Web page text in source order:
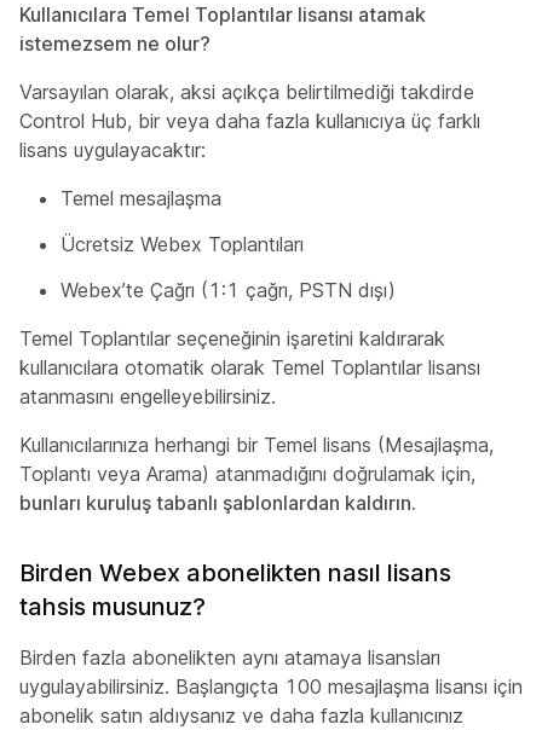
Kullanıcılara Temel Toplantılar lisansı atamak
istemezsem ne olur?
Varsayılan olarak, aksi açıkça belirtilmediği takdirde
Control Hub, bir veya daha fazla kullanıcıya üç farklı
lisans uygulayacaktır:
Temel mesajlaşma
Ücretsiz Webex Toplantıları
Webex’te Çağrı (1:1 çağrı, PSTN dışı)
Temel Toplantılar seçeneğinin işaretini kaldırarak
kullanıcılara otomatik olarak Temel Toplantılar lisansı
atanmasını engelleyebilirsiniz.
Kullanıcılarınıza herhangi bir Temel lisans (Mesajlaşma,
Toplantı veya Arama) atanmadığını doğrulamak için,
bunları kuruluş tabanlı şablonlardan kaldırın.
Birden Webex abonelikten nasıl lisans
tahsis musunuz?
Birden fazla abonelikten aynı atamaya lisansları
uygulayabilirsiniz. Başlangıçta 100 mesajlaşma lisansı için
abonelik satın aldıysanız ve daha fazla kullanıcınız